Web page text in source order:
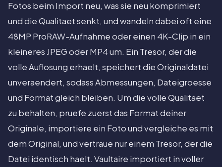
Fotos beim Import neu, was sie neu komprimiert
und die Qualitaet senkt, und wandeln dabei oft eine
48MP ProRAW-Aufnahme oder einen 4K-Clip in ein
kleineres JPEG oder MP4 um. Ein Tresor, der die
volle Auflosung erhaelt, speichert die Originaldatei
unveraendert, sodass Abmessungen, Dateigroesse
und Format gleich bleiben. Um die volle Qualitaet
zu behalten, pruefe zuerst das Format deiner
Originale, importiere ein Foto und vergleiche es mit
dem Original, und vertraue nur einem Tresor, der die
Datei identisch haelt. Vaultaire importiert in voller